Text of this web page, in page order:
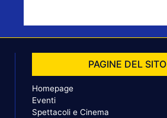
PAGINE DEL SITO
Homepage
Eventi
Spettacoli e Cinema